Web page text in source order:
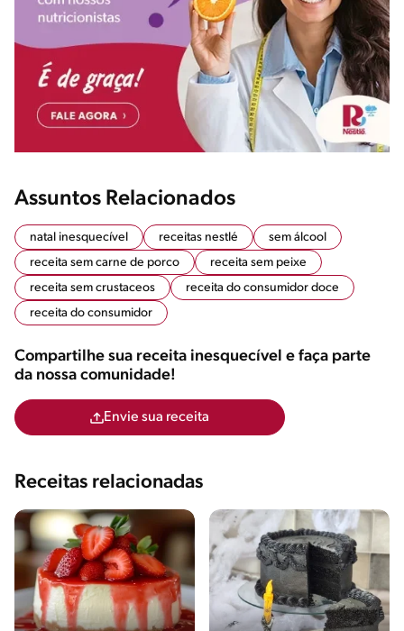
Assuntos Relacionados
natal inesquecível receitas nestlé
sem álcool
receita sem carne de porco
receita sem peixe
receita sem crustaceos
receita do consumidor doce
receita do consumidor
Compartilhe sua receita inesquecível e faça parte
da nossa comunidade!
Envie sua receita
Receitas relacionadas